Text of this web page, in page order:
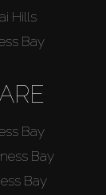
Hills
Bay
Bay
Bay
Bay